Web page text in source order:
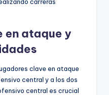
en ataque y
clave en ataque
central y a los dos
central es crucial